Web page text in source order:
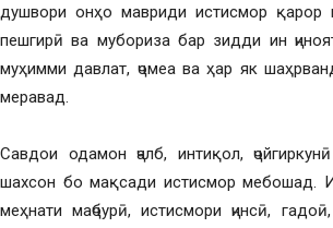
душвори онҳо мавриди истисмор қарор
пешгирӣ ва мубориза бар зидди ин
муҳимми давлат, ҷомеа ва ҳар як
меравад.
Савдои одамон ҷалб, интиқол,
шахсон бо мақсади истисмор мебошад.
меҳнати маҷбурӣ, истисмори ҷинсӣ,